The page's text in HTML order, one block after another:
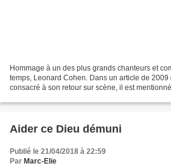
Hommage à un des plus grands chanteurs et
temps, Leonard Cohen. Dans un article de 2009
consacré à son retour sur scène, il est
Aider ce Dieu démuni
Publié le 21/04/2018 à 22:59
Par Marc-Elie